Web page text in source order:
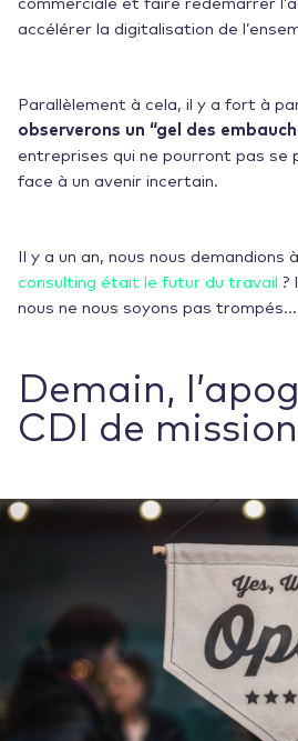
commerciale et faire redémarrer
accélérer la digitalisation de
Parallèlement à cela, il y a fort à
observerons un “gel des
entreprises qui ne pourront pas
face à un avenir incertain.
Il y a un an, nous nous
consulting était le futur du travail ?
nous ne nous soyons pas trompés…
Demain,
CDI de mission